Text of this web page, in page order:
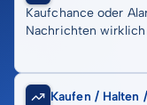
Kaufchance oder
Nachrichten
Kaufen / Halten